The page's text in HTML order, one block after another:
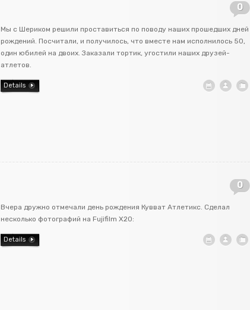
0
Мы с Шериком решили проставиться по поводу наших прошедших дней
рождений. Посчитали, и получилось, что вместе нам исполнилось 50,
один юбилей на двоих. Заказали тортик, угостили наших друзей-
атлетов.
Details
0
Вчера дружно отмечали день рождения Кувват Атлетикс. Сделал
несколько фотографий на Fujifilm X20:
Details